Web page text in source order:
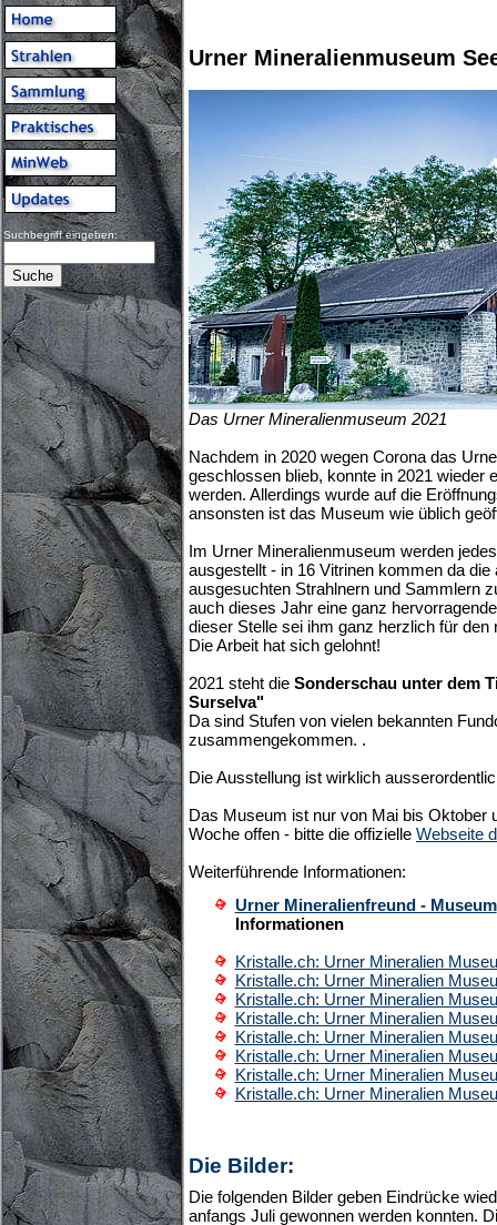
Suchbegriff eingeben:
Urner Mineralienmuseum
Das Urner Mineralienmuseum 2021
Nachdem in 2020 wegen Corona das
geschlossen blieb, konnte in 2021 wieder
werden. Allerdings wurde auf die
ansonsten ist das Museum wie üblich
Im Urner Mineralienmuseum werden
ausgestellt - in 16 Vitrinen kommen da die
ausgesuchten Strahlnern und Sammlern
auch dieses Jahr eine ganz
dieser Stelle sei ihm ganz herzlich für den
Die Arbeit hat sich gelohnt!
2021 steht die Sonderschau unter dem
Surselva"
Da sind Stufen von vielen bekannten
zusammengekommen. .
Die Ausstellung ist wirklich
Das Museum ist nur von Mai bis Oktober
Woche offen - bitte die offizielle Webseite
Weiterführende Informationen:
Urner Mineralienfreund - Museum
Informationen
Kristalle.ch: Urner Mineralien
Kristalle.ch: Urner Mineralien
Kristalle.ch: Urner Mineralien
Kristalle.ch: Urner Mineralien
Kristalle.ch: Urner Mineralien
Kristalle.ch: Urner Mineralien
Kristalle.ch: Urner Mineralien
Kristalle.ch: Urner Mineralien
Die Bilder:
Die folgenden Bilder geben Eindrücke
anfangs Juli gewonnen werden konnten.